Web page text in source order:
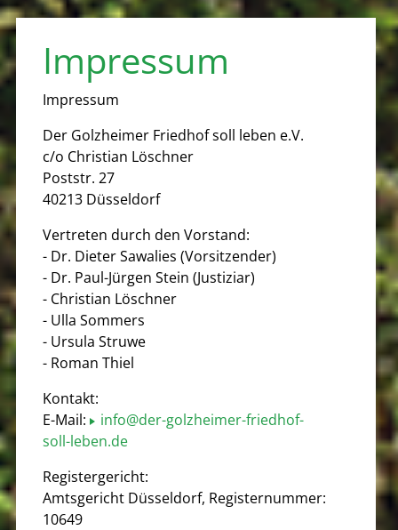
Impressum
Impressum
Der Golzheimer Friedhof soll leben e.V.
c/o Christian Löschner
Poststr. 27
40213 Düsseldorf
Vertreten durch den Vorstand:
- Dr. Dieter Sawalies (Vorsitzender)
- Dr. Paul-Jürgen Stein (Justiziar)
- Christian Löschner
- Ulla Sommers
- Ursula Struwe
- Roman Thiel
Kontakt:
E-Mail:
info@der-golzheimer-friedhof-
soll-leben.de
Registergericht:
Amtsgericht Düsseldorf, Registernummer:
10649